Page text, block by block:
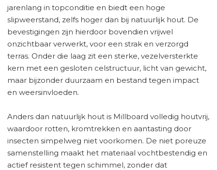
jarenlang in topconditie en biedt een hoge
slipweerstand, zelfs hoger dan bij natuurlijk hout. De
bevestigingen zijn hierdoor bovendien vrijwel
onzichtbaar verwerkt, voor een strak en verzorgd
terras. Onder die laag zit een sterke, vezelversterkte
kern met een gesloten celstructuur, licht van gewicht,
maar bijzonder duurzaam en bestand tegen impact
en weersinvloeden.
Anders dan natuurlijk hout is Millboard volledig houtvrij,
waardoor rotten, kromtrekken en aantasting door
insecten simpelweg niet voorkomen. De niet poreuze
samenstelling maakt het materiaal vochtbestendig en
actief resistent tegen schimmel, zonder dat